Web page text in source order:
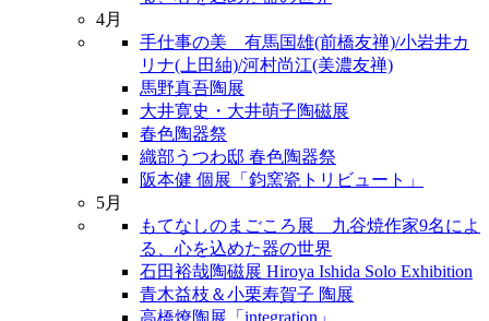
4月
手仕事の美 有馬国雄(前橋友禅)/小岩井カ
リナ(上田紬)/河村尚江(美濃友禅)
馬野真吾陶展
大井寛史・大井萌子陶磁展
春色陶器祭
織部うつわ邸 春色陶器祭
阪本健 個展「鈞窯瓷トリビュート」
5月
もてなしのまごころ展 九谷焼作家9名によ
る、心を込めた器の世界
石田裕哉陶磁展 Hiroya Ishida Solo Exhibition
青木益枝＆小栗寿賀子 陶展
高橋燎陶展「integration」